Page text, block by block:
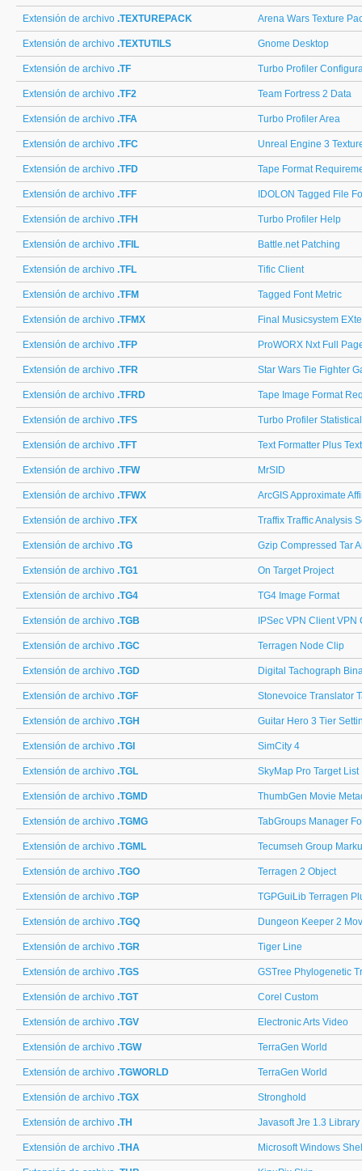
Extensión de archivo .TEXTUREPACK Arena Wars Texture
Extensión de archivo .TEXTUTILS Gnome Desktop
Extensión de archivo .TF Turbo Profiler
Extensión de archivo .TF2 Team Fortress 2 Data
Extensión de archivo .TFA Turbo Profiler Area
Extensión de archivo .TFC Unreal Engine 3
Extensión de archivo .TFD Tape Format
Extensión de archivo .TFF IDOLON Tagged File
Extensión de archivo .TFH Turbo Profiler Help
Extensión de archivo .TFIL Battle.net Patching
Extensión de archivo .TFL Tific Client
Extensión de archivo .TFM Tagged Font Metric
Extensión de archivo .TFMX Final Musicsystem
Extensión de archivo .TFP ProWORX Nxt Full
Extensión de archivo .TFR Star Wars Tie Fighter
Extensión de archivo .TFRD Tape Image Format
Extensión de archivo .TFS Turbo Profiler
Extensión de archivo .TFT Text Formatter Plus
Extensión de archivo .TFW MrSID
Extensión de archivo .TFWX ArcGIS Approximate
Extensión de archivo .TFX Traffix Traffic Analysis
Extensión de archivo .TG Gzip Compressed Tar
Extensión de archivo .TG1 On Target Project
Extensión de archivo .TG4 TG4 Image Format
Extensión de archivo .TGB IPSec VPN Client
Extensión de archivo .TGC Terragen Node Clip
Extensión de archivo .TGD Digital Tachograph
Extensión de archivo .TGF Stonevoice Translator
Extensión de archivo .TGH Guitar Hero 3 Tier
Extensión de archivo .TGI SimCity 4
Extensión de archivo .TGL SkyMap Pro Target List
Extensión de archivo .TGMD ThumbGen Movie
Extensión de archivo .TGMG TabGroups Manager
Extensión de archivo .TGML Tecumseh Group
Extensión de archivo .TGO Terragen 2 Object
Extensión de archivo .TGP TGPGuiLib Terragen
Extensión de archivo .TGQ Dungeon Keeper 2
Extensión de archivo .TGR Tiger Line
Extensión de archivo .TGS GSTree Phylogenetic
Extensión de archivo .TGT Corel Custom
Extensión de archivo .TGV Electronic Arts Video
Extensión de archivo .TGW TerraGen World
Extensión de archivo .TGWORLD TerraGen World
Extensión de archivo .TGX Stronghold
Extensión de archivo .TH Javasoft Jre 1.3 Library
Extensión de archivo .THA Microsoft Windows